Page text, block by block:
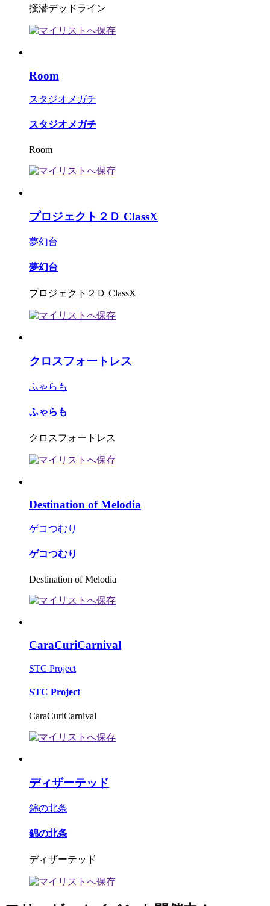
掻潜デッドライン
Room
スタジオメガチ
スタジオメガチ
Room
プロジェクト２Ｄ ClassX
夢幻台
夢幻台
プロジェクト２Ｄ ClassX
クロスフォートレス
ふゃらも
ふゃらも
クロスフォートレス
Destination of Melodia
ゲコつむり
ゲコつむり
Destination of Melodia
CaraCuriCarnival
STC Project
STC Project
CaraCuriCarnival
ディザーテッド
錦の北条
錦の北条
ディザーテッド